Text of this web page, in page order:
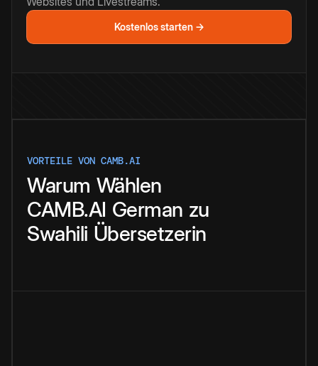
Kostenlos starten →
VORTEILE VON CAMB.AI
Warum Wählen
CAMB.AI German zu
Swahili Übersetzerin